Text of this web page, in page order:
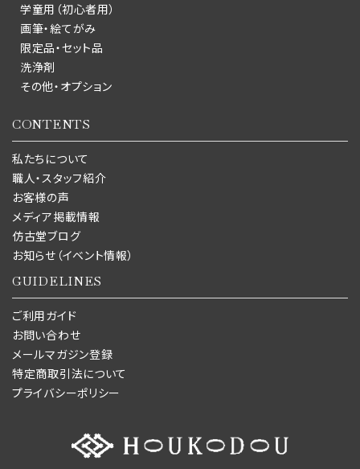
学童用（初心者用）
画筆・絵てがみ
限定品・セット品
洗浄剤
その他・オプション
CONTENTS
私たちについて
職人・スタッフ紹介
お客様の声
メディア掲載情報
仿古堂ブログ
お知らせ（イベント情報）
GUIDELINES
ご利用ガイド
お問い合わせ
メールマガジン登録
特定商取引法について
プライバシーポリシー